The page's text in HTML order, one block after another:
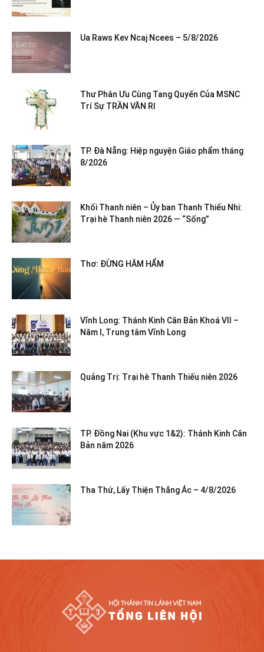
Ua Raws Kev Ncaj Ncees – 5/8/2026
Thư Phân Ưu Cùng Tang Quyến Của MSNC
Trí Sự TRẦN VĂN RI
TP. Đà Nẵng: Hiệp nguyện Giáo phẩm tháng
8/2026
Khối Thanh niên – Ủy ban Thanh Thiếu Nhi:
Trại hè Thanh niên 2026 — “Sống”
Thơ: ĐỪNG HÂM HẨM
Vĩnh Long: Thánh Kinh Căn Bản Khoá VII –
Năm I, Trung tâm Vĩnh Long
Quảng Trị: Trại hè Thanh Thiếu niên 2026
TP. Đồng Nai (Khu vực 1&2): Thánh Kinh Căn
Bản năm 2026
Tha Thứ, Lấy Thiện Thắng Ác – 4/8/2026